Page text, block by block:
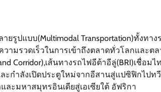
รูปแบบ(Multimodal Transportation)ทั้งทาง
ามรวดเร็วในการเข้าถึงตลาดทั่วโลกและต
Corridor),เส้นทางรถไฟอีต้าอีลู่(BRI)เชื่อมไ
ะกำลังเปิดประตูใหม่จากอีสานสู่แปซิฟิกไปท
ละมหาสมุทรอินเดียสู่เอเซียใต้ อัฟริกา